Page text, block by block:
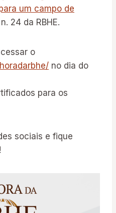
um campo de
24 da RBHE.
o
no dia do
para os
sociais e fique